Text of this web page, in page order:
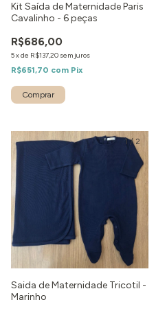
Kit Saída de Maternidade Paris
Cavalinho - 6 peças
R$686,00
5xde R$137,20 sem juros
R$651,70 com Pix
1/2
Saida de Maternidade Tricotil -
Marinho